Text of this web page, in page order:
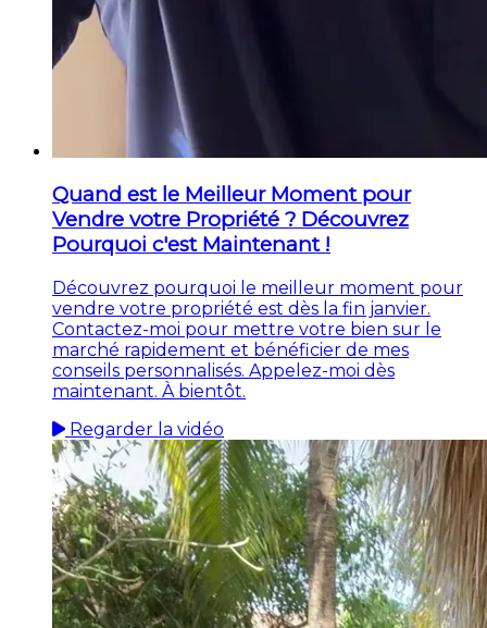
Quand est le Meilleur Moment pour
Vendre votre Propriété ? Découvrez
Pourquoi c'est Maintenant !
Découvrez pourquoi le meilleur moment pour
vendre votre propriété est dès la fin janvier.
Contactez-moi pour mettre votre bien sur le
marché rapidement et bénéficier de mes
conseils personnalisés. Appelez-moi dès
maintenant. À bientôt.
Regarder la vidéo